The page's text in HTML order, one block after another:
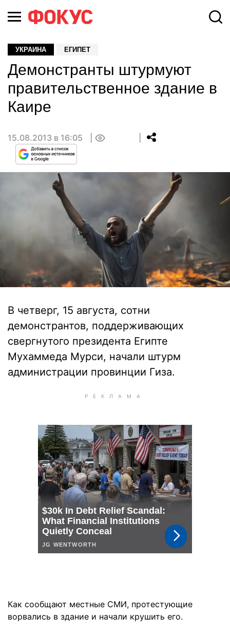
УКРАИНА ЕГИПЕТ
Демонстранты штурмуют
правительственное здание в
Каире
15.08.2013 в 16:05
В четверг, 15 августа, сотни
демонстрантов, поддерживающих
свергнутого президента Египте
Мухаммеда Мурси, начали штурм
администрации провинции Гиза.
Как сообщают местные СМИ, протестующие
ворвались в здание и начали крушить его.